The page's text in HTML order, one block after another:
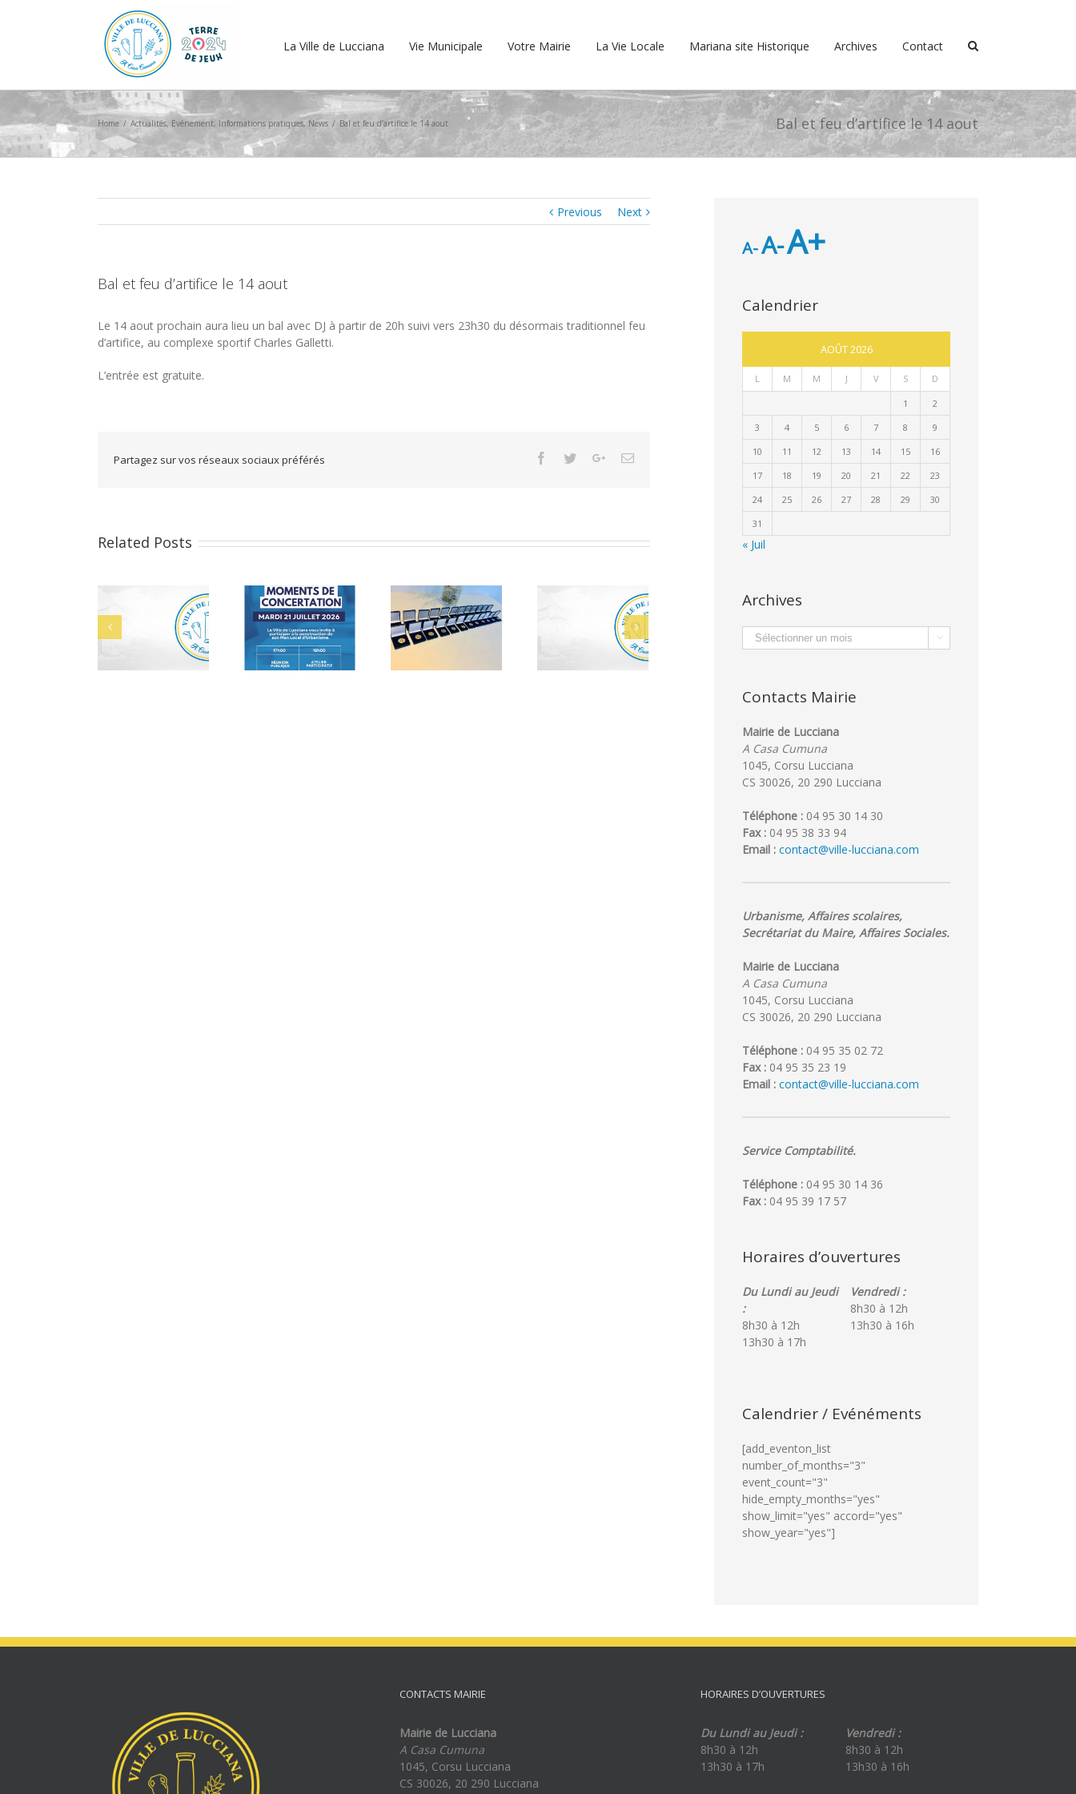
La Ville de Lucciana Vie Municipale Votre Mairie La Vie Locale Mariana site Historique Archives Contact
Bal et feu d’artifice le 14 aout
Home / Actualités, Evénement, Informations pratiques, News / Bal et feu d’artifice le 14 aout
Previous Next
Bal et feu d’artifice le 14 aout
Le 14 aout prochain aura lieu un bal avec DJ à partir de 20h suivi vers 23h30 du désormais traditionnel feu
d’artifice, au complexe sportif Charles Galletti.
L’entrée est gratuite.
Partagez sur vos réseaux sociaux préférés Facebook
TwitterGoogle+Email
Related Posts
PLU : Moments
Cérémonie des
bacheliers le 29
juillet 2026
Bacheliers 2026
Musée
Agent
d’accueil
médiation
A-A-A+
Calendrier
AOÛT 2026
L M M J V S D
1
2
3
4 5 6 7 8
9
10
11 12 13 14 15
16
17
18 19 20 21 22
23
24
25 26 27 28 29
30
31
« Juil
Archives
Archives 
Contacts Mairie
Mairie de Lucciana
A Casa Cumuna
1045, Corsu Lucciana
CS 30026, 20 290 Lucciana
Téléphone : 04 95 30 14 30
Fax : 04 95 38 33 94
Email : contact@ville-lucciana.com
Urbanisme, Affaires scolaires,
Secrétariat du Maire, Affaires Sociales.
Mairie de Lucciana
A Casa Cumuna
1045, Corsu Lucciana
CS 30026, 20 290 Lucciana
Téléphone : 04 95 35 02 72
Fax : 04 95 35 23 19
Email : contact@ville-lucciana.com
Service Comptabilité.
Téléphone : 04 95 30 14 36
Fax : 04 95 39 17 57
Horaires d’ouvertures
Du Lundi au Jeudi
:
8h30 à 12h
13h30 à 17h
Vendredi :
8h30 à 12h
13h30 à 16h
Calendrier / Evénéments
[add_eventon_list
number_of_months="3"
event_count="3"
hide_empty_months="yes"
show_limit="yes" accord="yes"
show_year="yes"]
CONTACTS MAIRIE
Mairie de Lucciana
A Casa Cumuna
1045, Corsu Lucciana
CS 30026, 20 290 Lucciana
HORAIRES D’OUVERTURES
Du Lundi au Jeudi :
8h30 à 12h
13h30 à 17h
Vendredi :
8h30 à 12h
13h30 à 16h